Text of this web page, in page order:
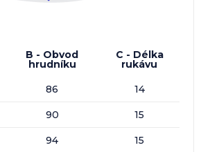
B - Obvod
hrudníku
C - Délka
rukávu
86 14
90 15
94 15